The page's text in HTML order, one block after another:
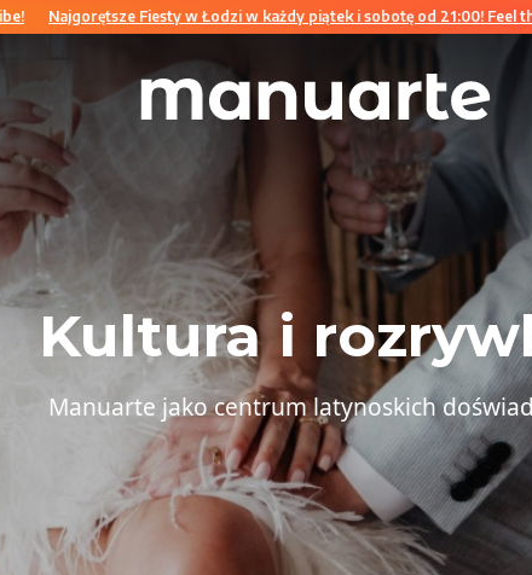
Fiesty w Łodzi w każdy piątek i sobotę od 21:00! Feel the latin
Kultura i
Manuarte jako centrum latynoskich